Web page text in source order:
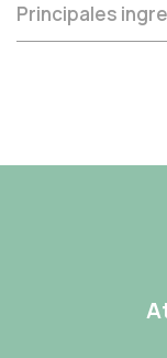
Principales